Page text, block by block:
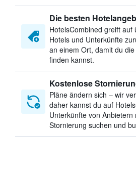
Die besten
HotelsCombined greift auf
Hotels und Unterkünfte
an einem Ort, damit du
finden kannst.
Kostenlose
Pläne ändern sich – wir
daher kannst du auf
Unterkünfte von Anbietern
Stornierung suchen und